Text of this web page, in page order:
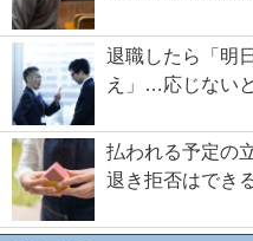
退職したら「明
え」…応じない
払われる予定の
退き拒否はでき